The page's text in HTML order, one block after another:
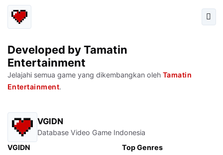
Developed by Tamatin
Entertainment
Jelajahi semua game yang dikembangkan oleh Tamatin
Entertainment.
VGIDN
Database Video Game Indonesia
VGIDN
Top Genres